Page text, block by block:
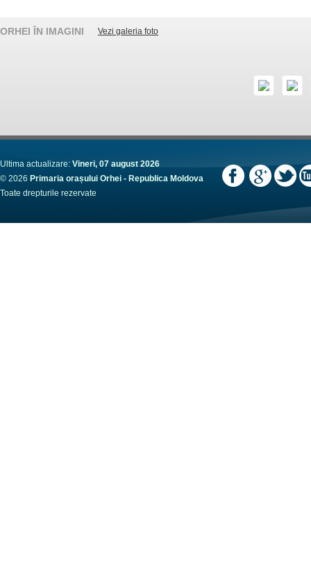
ORHEI ÎN IMAGINI Vezi galeria foto
Ultima actualizare: Vineri, 07 august 2026
© 2026 Primaria orașului Orhei - Republica Moldova
Toate drepturile rezervate